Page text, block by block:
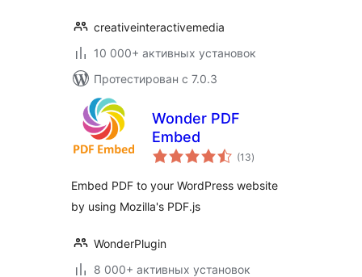
creativeinteractivemedia
10 000+ активных установок
Протестирован с 7.0.3
Wonder PDF
Embed
(13общий
рейтинг
)
Embed PDF to your WordPress website
by using Mozilla's PDF.js
WonderPlugin
8 000+ активных установок